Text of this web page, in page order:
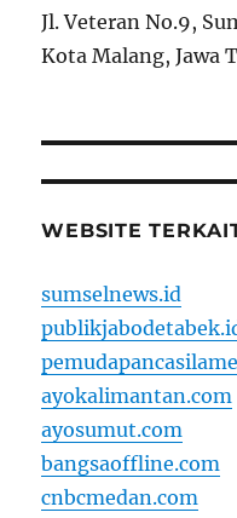
Jl. Veteran No.9,
Kota Malang, Jawa
WEBSITE
sumselnews.id
ayokalimantan.com
ayosumut.com
bangsaoffline.com
cnbcmedan.com